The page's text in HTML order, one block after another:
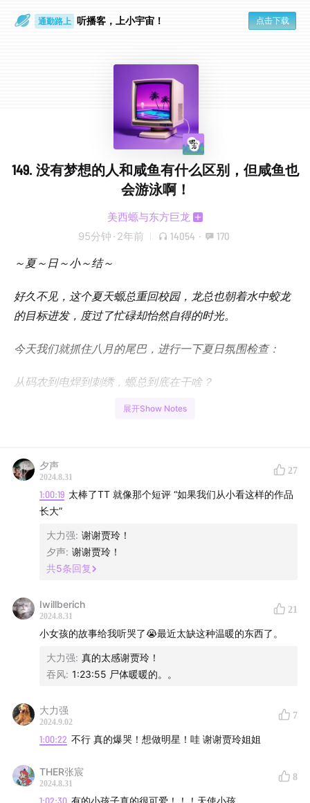
通勤路上 听播客，上小宇宙！ 点击下载
149. 没有梦想的人和咸鱼有什么区别，但咸鱼也
会游泳啊！
美西螈与东方巨龙
95分钟 · 2年前 14054 · 170
～夏～日～小～结～
好久不见，这个夏天螈总重回校园，龙总也朝着水中蛟龙
的目标进发，度过了忙碌却怡然自得的时光。
今天我们就抓住八月的尾巴，进行一下夏日氛围检查：
从码农到电焊到刺绣，螈总到底在干啥？
中女时代和少女时代的学生生活有什么不同？
龙总的小孩姐奇遇记是什么？
螈总是怎么过上了二娃（狗）母亲的生活？
虽然夏日充实，但也很想念大家，希望这期轻松愉快的夏
日小结能带给你一丝清凉——我们很快再见！
【时间线】
开场白
工作之后，更珍惜上学的时光
创客文化的世界没有理所当然
28:49 螈总的奇思妙想与发明创造
龙总：我变黑了，也变强了！
展开Show Notes
夕声
2024.8.31
27
1:00:19 太棒了TT 就像那个短评 “如果我们从小看这样的作品
长大”
大力强: 谢谢贾玲！
夕声: 谢谢贾玲！
共5条回复
Iwillberich
2024.8.31
21
小女孩的故事给我听哭了😭最近太缺这种温暖的东西了。
大力强: 真的太感谢贾玲！
吞风: 1:23:55 尸体暖暖的。。
大力强
2024.9.02
7
1:00:22 不行 真的爆哭！想做明星！哇 谢谢贾玲姐姐
THER张宸
2024.8.31
8
1:02:30 有的小孩子真的很可爱！！！天使小孩